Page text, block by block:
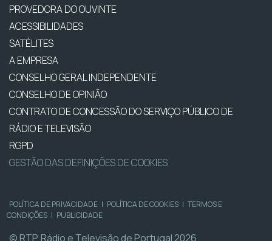
PROVEDORA DO OUVINTE
ACESSIBILIDADES
SATÉLITES
A EMPRESA
CONSELHO GERAL INDEPENDENTE
CONSELHO DE OPINIÃO
CONTRATO DE CONCESSÃO DO SERVIÇO PÚBLICO DE
RÁDIO E TELEVISÃO
RGPD
GESTÃO DAS DEFINIÇÕES DE COOKIES
POLÍTICA DE PRIVACIDADE | POLÍTICA DE COOKIES | TERMOS E
CONDIÇÕES | PUBLICIDADE
© RTP, Rádio e Televisão de Portugal 2026